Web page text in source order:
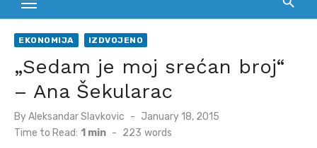
EKONOMIJA IZDVOJENO
„Sedam je moj srećan broj“
– Ana Šekularac
ByAleksandar Slavkovic
Posted
on
January 18, 2015
Time to Read: 1 min - 223 words